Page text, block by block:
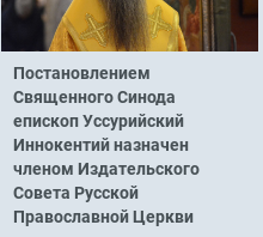
Постановлением
Священного Синода
епископ Уссурийский
Иннокентий назначен
членом Издательского
Совета Русской
Православной Церкви